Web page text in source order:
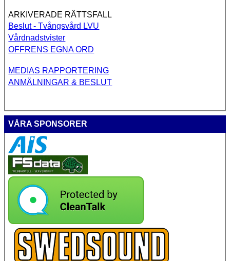
ARKIVERADE RÄTTSFALL
Beslut - Tvångsvård LVU
Vårdnadstvister
OFFRENS EGNA ORD
MEDIAS RAPPORTERING
ANMÄLNINGAR & BESLUT
VÅRA SPONSORER